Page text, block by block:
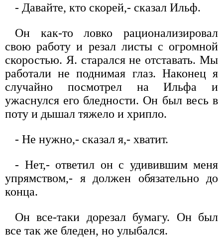
- Давайте, кто скорей,- сказал Ильф.
Он как-то ловко рационализировал
свою работу и резал листы с огромной
скоростью. Я. старался не отставать. Мы
работали не поднимая глаз. Наконец я
случайно посмотрел на Ильфа и
ужаснулся его бледности. Он был весь в
поту и дышал тяжело и хрипло.
- Не нужно,- сказал я,- хватит.
- Нет,- ответил он с удивившим меня
упрямством,- я должен обязательно до
конца.
Он все-таки дорезал бумагу. Он был
все так же бледен, но улыбался.